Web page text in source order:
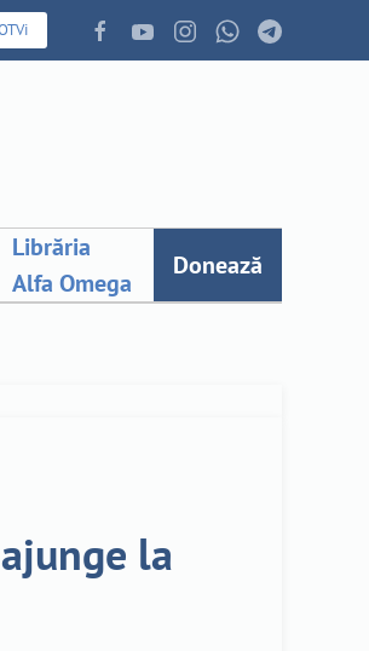
Librăria
Alfa Omega
Donează
la